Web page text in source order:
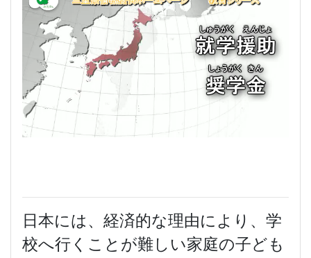
日本には、経済的な理由により、学
校へ行くことが難しい家庭の子ども